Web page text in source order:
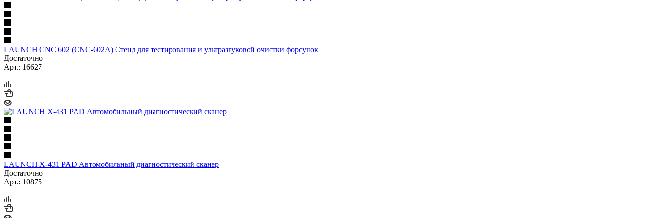
LAUNCH CNC 602 (CNС-602A) Стенд для тестирования и ультразвуковой очистки форсунок
Достаточно
Арт.: 16627
LAUNCH X-431 PAD Автомобильный диагностический сканер
Достаточно
Арт.: 10875